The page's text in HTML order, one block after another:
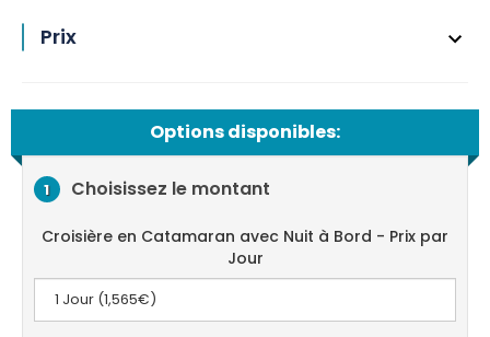
Prix
Options disponibles:
1 Choisissez le montant
Croisière en Catamaran avec Nuit à Bord - Prix par
Jour